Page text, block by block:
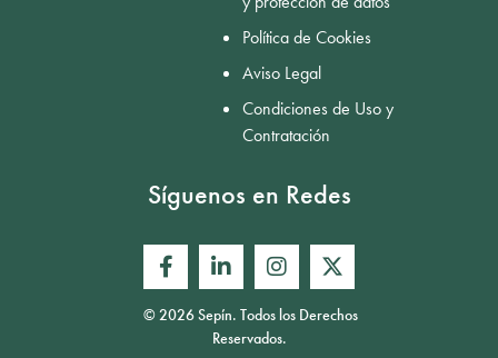
Política de Cookies
Aviso Legal
Condiciones de Uso y
Contratación
Síguenos en Redes
© 2026 Sepín. Todos los Derechos
Reservados.